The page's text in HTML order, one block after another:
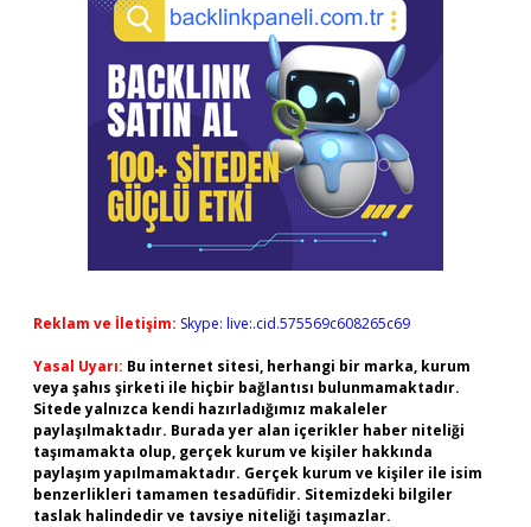
Reklam ve İletişim: Skype: live:.cid.575569c608265c69
Yasal Uyarı: Bu internet sitesi, herhangi bir marka, kurum
veya şahıs şirketi ile hiçbir bağlantısı bulunmamaktadır.
Sitede yalnızca kendi hazırladığımız makaleler
paylaşılmaktadır. Burada yer alan içerikler haber niteliği
taşımamakta olup, gerçek kurum ve kişiler hakkında
paylaşım yapılmamaktadır. Gerçek kurum ve kişiler ile isim
benzerlikleri tamamen tesadüfidir. Sitemizdeki bilgiler
taslak halindedir ve tavsiye niteliği taşımazlar.